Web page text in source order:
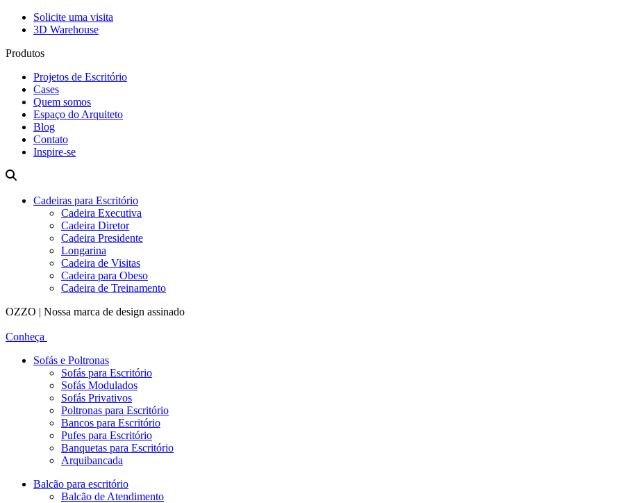
Solicite uma visita
3D Warehouse
Produtos
Projetos de Escritório
Cases
Quem somos
Espaço do Arquiteto
Blog
Contato
Inspire-se
Cadeiras para Escritório
Cadeira Executiva
Cadeira Diretor
Cadeira Presidente
Longarina
Cadeira de Visitas
Cadeira para Obeso
Cadeira de Treinamento
OZZO | Nossa marca de design assinado
Conheça
Sofás e Poltronas
Sofás para Escritório
Sofás Modulados
Sofás Privativos
Poltronas para Escritório
Bancos para Escritório
Pufes para Escritório
Banquetas para Escritório
Arquibancada
Balcão para escritório
Balcão de Atendimento